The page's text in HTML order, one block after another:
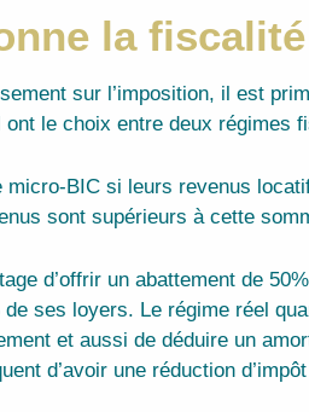
la fiscalité
sur l’imposition, il est
ont le choix entre deux
micro-BIC si leurs revenus
sont supérieurs à cette
d’offrir un abattement de
ses loyers. Le régime réel
et aussi de déduire un
d’avoir une réduction